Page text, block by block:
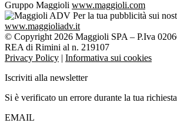
Gruppo Maggioli www.maggioli.com
Per la tua pubblicità sui
www.maggioliadv.it
© Copyright 2026 Maggioli SPA – P.Iva
REA di Rimini al n. 219107
Privacy Policy | Informativa sui cookies
Iscriviti alla newsletter
Si è verificato un errore durante la tua
EMAIL